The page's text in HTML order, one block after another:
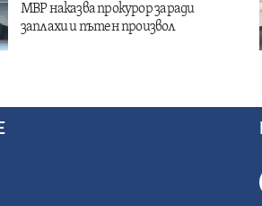
МВР наказва прокурор заради
заплахи и пътен произвол